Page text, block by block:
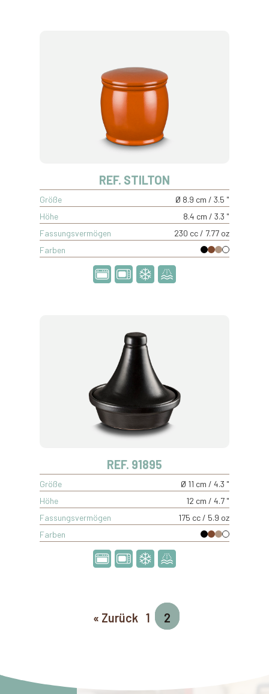
REF. STILTON
Größe
Ø 8.9 cm / 3.5 "
Höhe
8.4 cm / 3.3 "
Fassungsvermögen
230 cc / 7.77 oz
Farben
REF. 91895
Größe
Ø 11 cm / 4.3 "
Höhe
12 cm / 4.7 "
Fassungsvermögen
175 cc / 5.9 oz
Farben
« Zurück 1 2